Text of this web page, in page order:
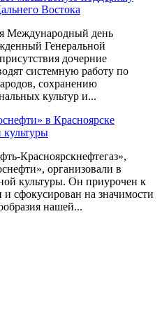
Востока
Международный день
Генеральной
дочерние
системную работу по
сохранению
культур и...
в Красноярске
культуры
Красноярскнефтегаз»,
организовали в
культуры. Он приурочен к
сфокусирован на значимости
нашей...